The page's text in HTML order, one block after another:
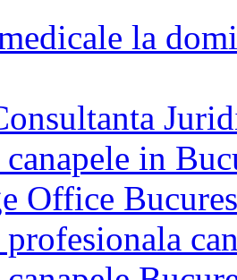
la
canapele in
Office
profesionala